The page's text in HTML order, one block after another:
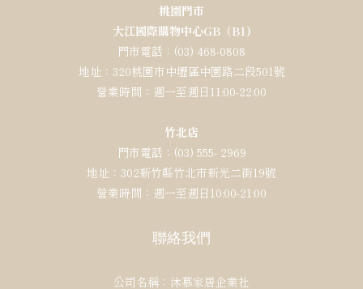
桃園門市
大江國際購物中心GB（B1)
門市電話：(03) 468-0808
地址：320桃園市中壢區中園路二段501號
營業時間：週一至週日11:00-22:00
竹北店
門市電話：(03) 555- 2969
地址：302新竹縣竹北市新光二街19號
營業時間：週一至週日10:00-21:00
聯絡我們
公司名稱：沐慕家居企業社